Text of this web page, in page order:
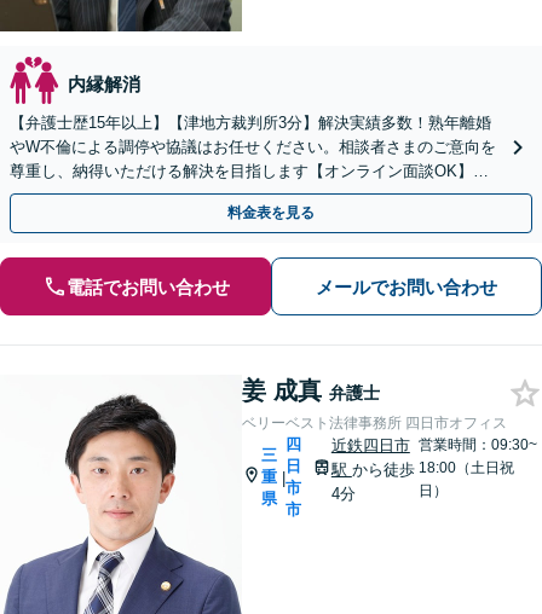
内縁解消
【弁護士歴15年以上】【津地方裁判所3分】解決実績多数！熟年離婚
やW不倫による調停や協議はお任せください。相談者さまのご意向を
尊重し、納得いただける解決を目指します【オンライン面談OK】
【お子さま連れの相談可】
料金表を見る
電話でお問い合わせ メールでお問い合わせ
姜 成真 弁護士
ベリーベスト法律事務所 四日市オフィス
三
重
県
|
四
日
市
市
近鉄四日市
駅 から徒歩
4分
営業時間：09:30~
18:00（土日祝
日）